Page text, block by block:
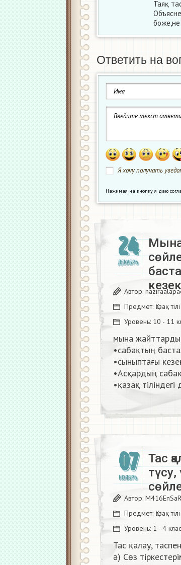
Таяқ
Ответить на
Я хочу получать
Нажимая на кнопку я даю
24
ДЕКАБРЬ
Мына
Автор:
Предмет: Қазақ тiлi
Уровень: 10 - 11
мына жайттарды
•сабақтың
•сыныптағы
•Асқардың
•қазақ
07
НОЯБРЬ
Тас
түсу,
Автор: M416EnSaR
Предмет: Қазақ тiлi
Уровень: 1 - 4
Тас қалау,
ә) Сөз